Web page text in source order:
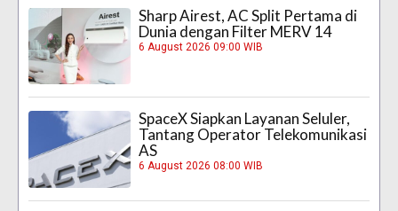
Sharp Airest, AC Split Pertama di
Dunia dengan Filter MERV 14
6 August 2026 09:00 WIB
SpaceX Siapkan Layanan Seluler,
Tantang Operator Telekomunikasi
AS
6 August 2026 08:00 WIB